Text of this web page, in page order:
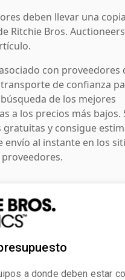
deben llevar una
Ritchie Bros.
con proveedores
de confianza
de los mejores
a los precios más bajos.
gratuitas y consigue
envío al instante en los
a donde deben estar